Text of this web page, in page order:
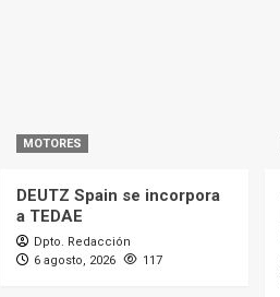
MOTORES
DEUTZ Spain se incorpora
a TEDAE
Dpto. Redacción
6 agosto, 2026
117